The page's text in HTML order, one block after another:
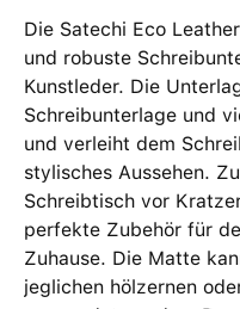
Die Satechi Eco
und robuste
Kunstleder. Die
Schreibunterlage und
und verleiht dem
stylisches Aussehen.
Schreibtisch vor
perfekte Zubehör für
Zuhause. Die Matte
jeglichen hölzernen